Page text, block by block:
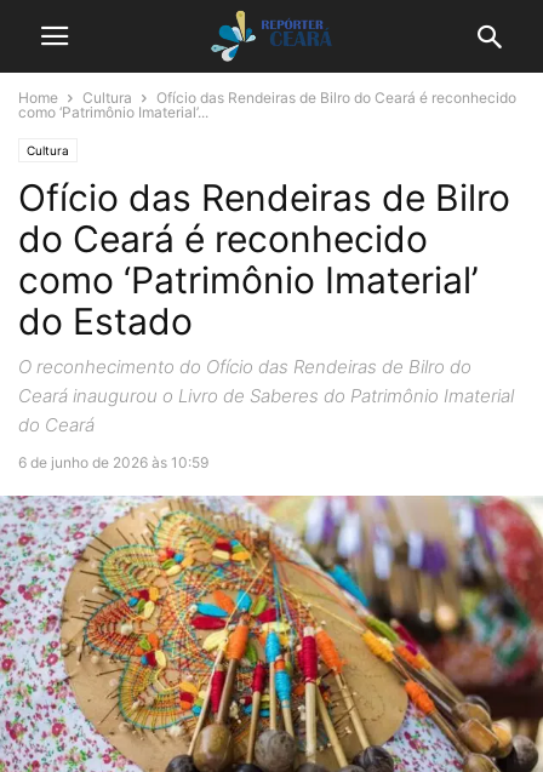
Home Cultura
Ofício das Rendeiras de Bilro do Ceará é reconhecido
como ‘Patrimônio Imaterial’...
Cultura
Ofício das Rendeiras de Bilro
do Ceará é reconhecido
como ‘Patrimônio Imaterial’
do Estado
O reconhecimento do Ofício das Rendeiras de Bilro do
Ceará inaugurou o Livro de Saberes do Patrimônio Imaterial
do Ceará
6 de junho de 2026 às 10:59